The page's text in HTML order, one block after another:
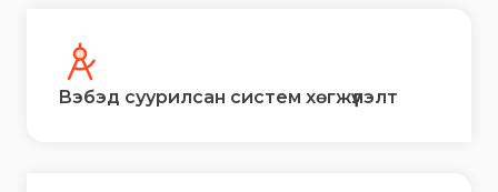
Вэбэд суурилсан систем хөгжүүлэлт